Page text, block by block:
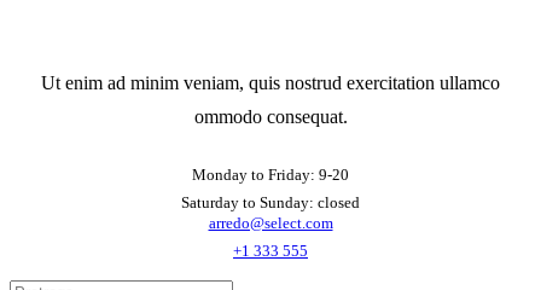
Ut enim ad minim veniam, quis nostrud exercitation ullamco
ommodo consequat.
Monday to Friday: 9-20
Saturday to Sunday: closed
arredo@select.com
+1 333 555